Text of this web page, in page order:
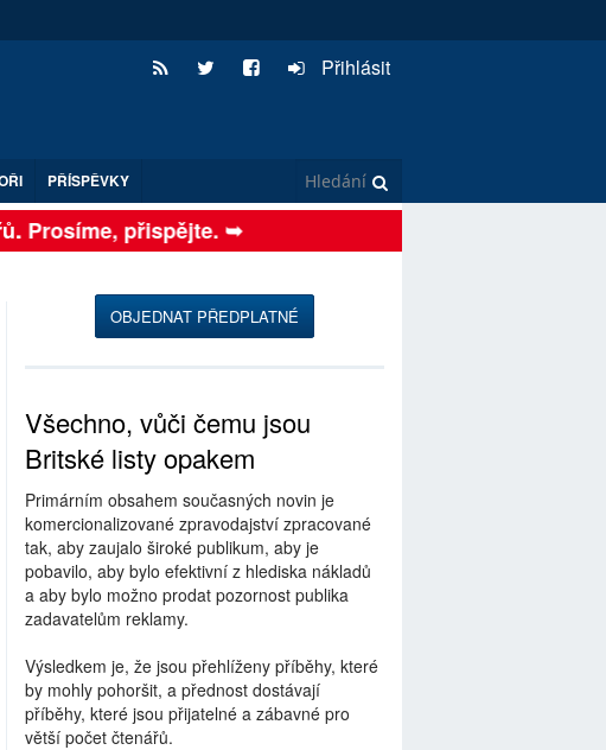
Přihlásit
PŘÍSPĚVKY
přispějte. ➥
OBJEDNAT PŘEDPLATNÉ
Všechno, vůči čemu jsou
Britské listy opakem
Primárním obsahem současných novin je
komercionalizované zpravodajství zpracované
tak, aby zaujalo široké publikum, aby je
pobavilo, aby bylo efektivní z hlediska nákladů
a aby bylo možno prodat pozornost publika
zadavatelům reklamy.
Výsledkem je, že jsou přehlíženy příběhy, které
by mohly pohoršit, a přednost dostávají
příběhy, které jsou přijatelné a zábavné pro
větší počet čtenářů.